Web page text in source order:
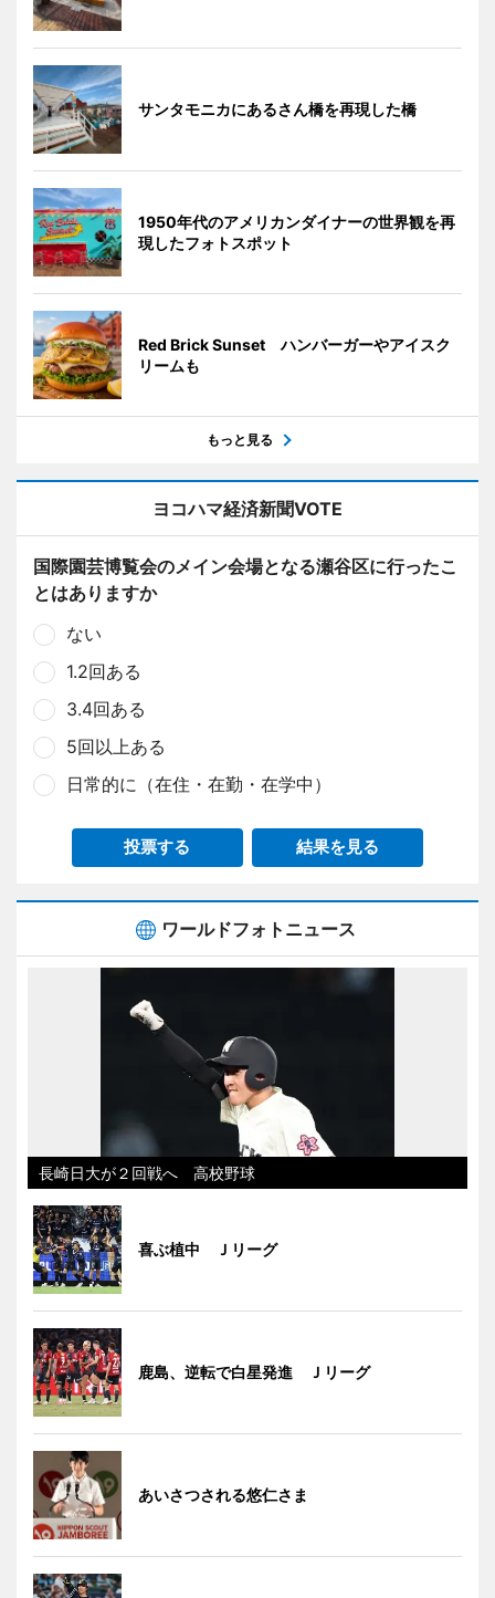
サンタモニカにあるさん橋を再現した橋
1950年代のアメリカンダイナーの世界観を再
現したフォトスポット
Red Brick Sunset ハンバーガーやアイスク
リームも
もっと見る
ヨコハマ経済新聞VOTE
国際園芸博覧会のメイン会場となる瀬谷区に行ったこ
とはありますか
ない
1.2回ある
3.4回ある
5回以上ある
日常的に（在住・在勤・在学中）
投票する 結果を見る
ワールドフォトニュース
長崎日大が２回戦へ 高校野球
喜ぶ植中 Ｊリーグ
鹿島、逆転で白星発進 Ｊリーグ
あいさつされる悠仁さま